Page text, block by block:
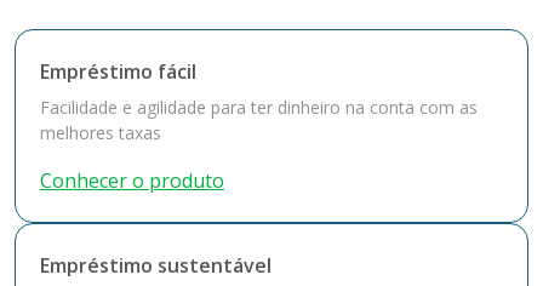
Empréstimo fácil
Facilidade e agilidade para ter dinheiro na conta com as
melhores taxas
Conhecer o produto
Empréstimo sustentável